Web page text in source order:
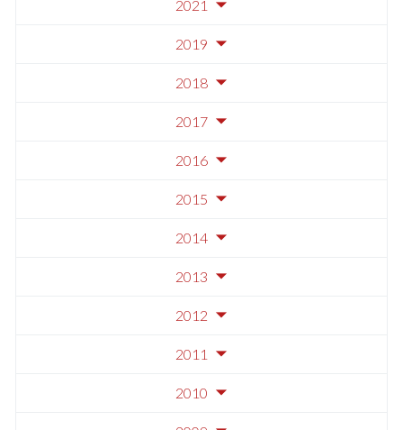
2021
2019
2018
2017
2016
2015
2014
2013
2012
2011
2010